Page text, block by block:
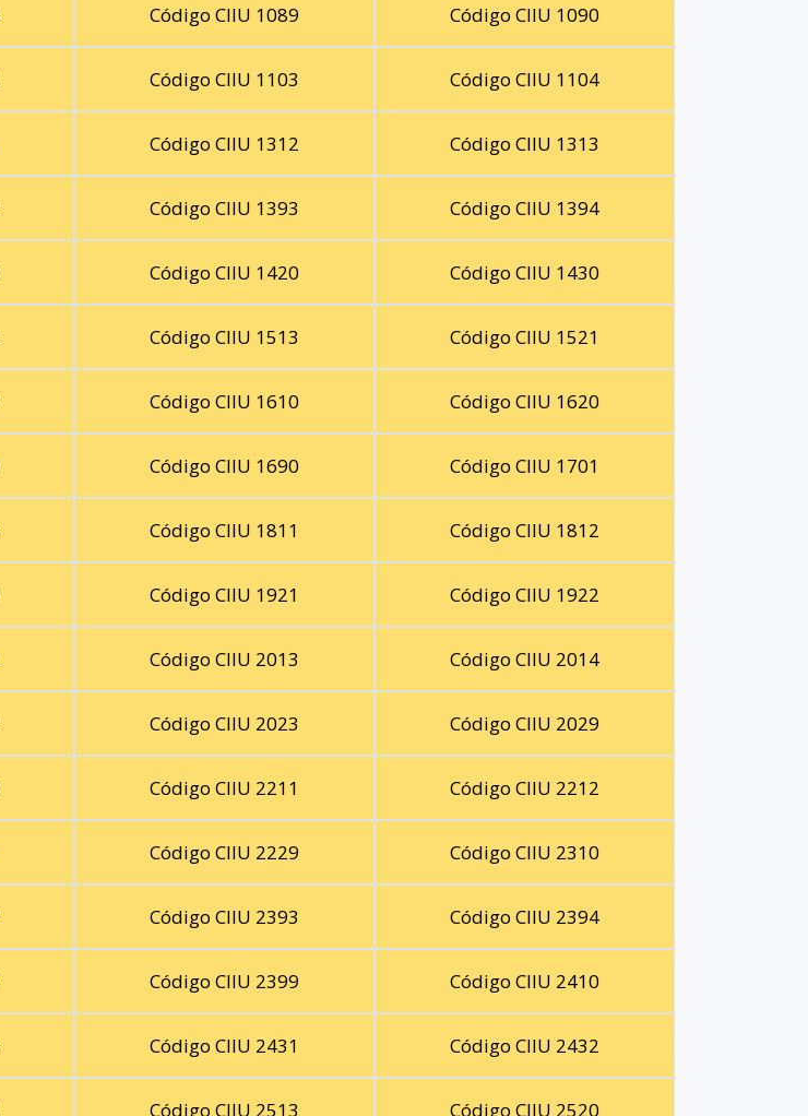
Código CIIU 1089 Código CIIU 1090
Código CIIU 1103 Código CIIU 1104
Código CIIU 1312 Código CIIU 1313
Código CIIU 1393 Código CIIU 1394
Código CIIU 1420 Código CIIU 1430
Código CIIU 1513 Código CIIU 1521
Código CIIU 1610 Código CIIU 1620
Código CIIU 1690 Código CIIU 1701
Código CIIU 1811 Código CIIU 1812
Código CIIU 1921 Código CIIU 1922
Código CIIU 2013 Código CIIU 2014
Código CIIU 2023 Código CIIU 2029
Código CIIU 2211 Código CIIU 2212
Código CIIU 2229 Código CIIU 2310
Código CIIU 2393 Código CIIU 2394
Código CIIU 2399 Código CIIU 2410
Código CIIU 2431 Código CIIU 2432
Código CIIU 2513 Código CIIU 2520